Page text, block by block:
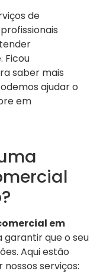
de
Ficou
saber mais
ajudar o
em
em
garantir que o seu
Aqui estão
serviços: